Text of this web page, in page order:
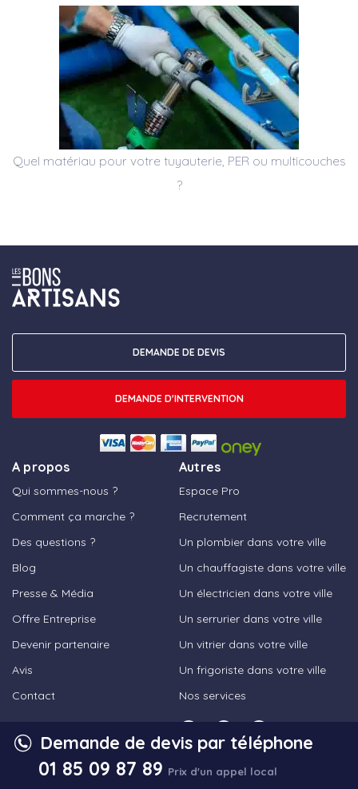
Quel matériau pour votre tuyauterie, PER ou multicouches
?
A propos
Qui sommes-nous ?
Comment ça marche ?
Des questions ?
Blog
Presse & Média
Offre Entreprise
Devenir partenaire
Avis
Contact
Autres
Espace Pro
Recrutement
Un plombier dans votre ville
Un chauffagiste dans votre ville
Un électricien dans votre ville
Un serrurier dans votre ville
Un vitrier dans votre ville
Un frigoriste dans votre ville
Nos services
DEMANDE DE DEVIS
DEMANDE D'INTERVENTION
Demande de devis par téléphone
01 85 09 87 89 Prix d'un appel local